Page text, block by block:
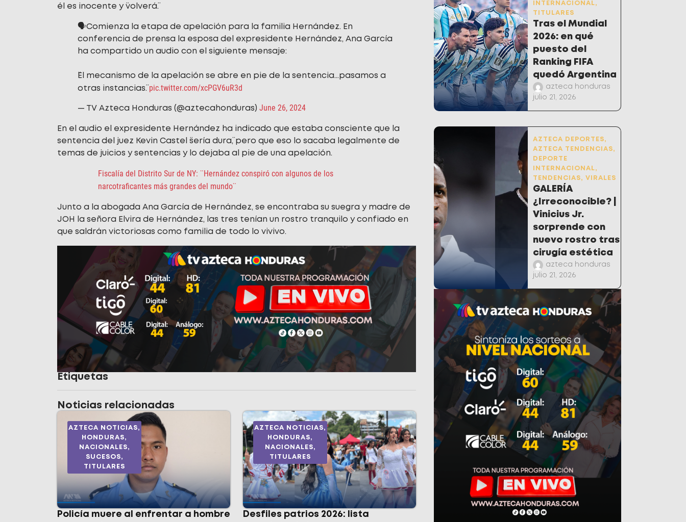
él es inocente y ¨volverá¨.
🗣️Comienza la etapa de apelación para la familia Hernández. En
conferencia de prensa la esposa del expresidente Hernández, Ana García
ha compartido un audio con el siguiente mensaje:
¨El mecanismo de la apelación se abre en pie de la sentencia…pasamos a
otras instancias¨. pic.twitter.com/xcPGV6uR3d
— TV Azteca Honduras (@aztecahonduras) June 26, 2024
En el audio el expresidente Hernández ha indicado que estaba consciente que la
sentencia del juez Kevin Castel ¨sería dura¨, pero que eso lo sacaba legalmente de
temas de juicios y sentencias y lo dejaba al pie de una apelación.
Fiscalía del Distrito Sur de NY: ¨Hernández conspiró con algunos de los
narcotraficantes más grandes del mundo¨
Junto a la abogada Ana García de Hernández, se encontraba su suegra y madre de
JOH la señora Elvira de Hernández, las tres tenían un rostro tranquilo y confiado en
que saldrán victoriosas como familia de todo lo vivivo.
Etiquetas
Noticias relacionadas
AZTECA NOTICIAS,
HONDURAS,
NACIONALES,
SUCESOS,
TITULARES
Policía muere al enfrentar a hombre
AZTECA NOTICIAS,
HONDURAS,
NACIONALES,
TITULARES
Desfiles patrios 2026: lista
INTERNACIONAL,
TITULARES
Tras el Mundial
2026: en qué
puesto del
Ranking FIFA
quedó Argentina
azteca honduras
julio 21, 2026
AZTECA DEPORTES,
AZTECA TENDENCIAS,
DEPORTE
INTERNACIONAL,
TENDENCIAS, VIRALES
GALERÍA
¿Irreconocible? |
Vinicius Jr.
sorprende con
nuevo rostro tras
cirugía estética
azteca honduras
julio 21, 2026